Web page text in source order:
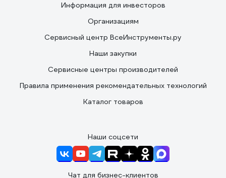
Информация для инвесторов
Организациям
Сервисный центр ВсеИнструменты.ру
Наши закупки
Сервисные центры производителей
Правила применения рекомендательных технологий
Каталог товаров
Наши соцсети
Чат для бизнес-клиентов